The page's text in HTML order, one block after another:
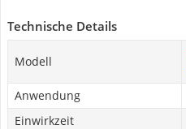
Technische Details
Modell
Anwendung
Einwirkzeit